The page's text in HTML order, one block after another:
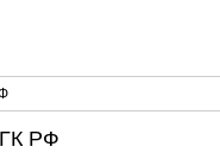
РФ